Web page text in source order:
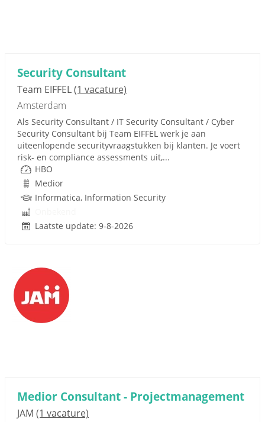
Security Consultant
Team EIFFEL(1 vacature)
Amsterdam
Als Security Consultant / IT Security Consultant / Cyber
Security Consultant bij Team EIFFEL werk je aan
uiteenlopende securityvraagstukken bij klanten. Je voert
risk- en compliance assessments uit,...
HBO
Medior
Informatica, Information Security
Laatste update: 9-8-2026
Medior Consultant - Projectmanagement
JAM (1 vacature)